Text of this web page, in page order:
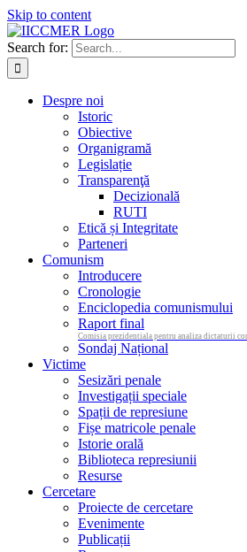
Skip to content
Search for:
Despre noi
Istoric
Obiective
Organigramă
Legislație
Transparenţă
Decizională
RUTI
Etică și Integritate
Parteneri
Comunism
Introducere
Cronologie
Enciclopedia comunismului
Raport final
Comisia prezidentiala pentru analiza dictaturii
Sondaj Național
Victime
Sesizări penale
Investigații speciale
Spații de represiune
Fișe matricole penale
Istorie orală
Biblioteca represiunii
Resurse
Cercetare
Proiecte de cercetare
Evenimente
Publicații